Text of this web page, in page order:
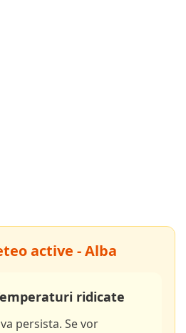
active - Alba
ridicate
persista. Se vor